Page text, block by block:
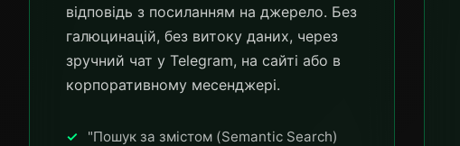
відповідь з посиланням на джерело. Без
галюцинацій, без витоку даних, через
зручний чат у Telegram, на сайті або в
корпоративному месенджері.
"Пошук за змістом (Semantic Search)